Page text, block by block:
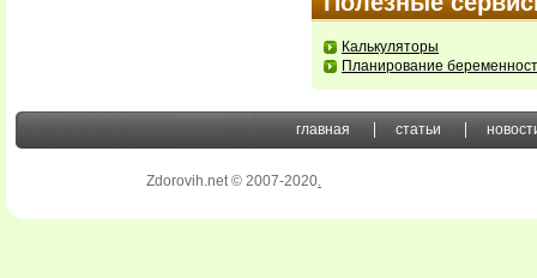
Калькуляторы
Планирование
главная статьи
Zdorovih.net © 2007-2020